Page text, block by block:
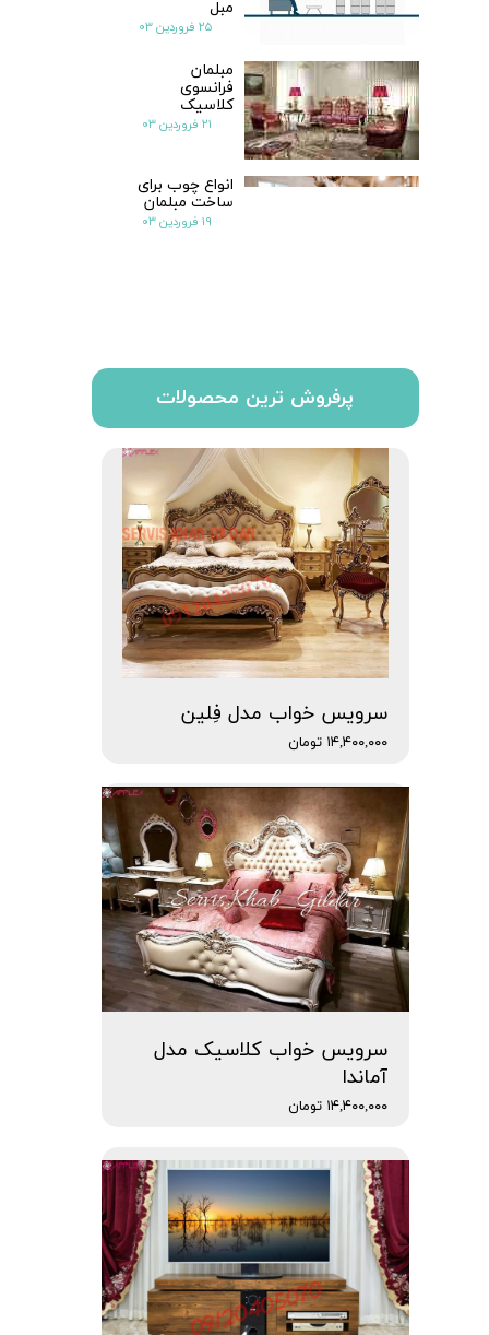
سرویس خواب مدل فِلین
۱۴,۴۰۰,۰۰۰ تومان
سرویس خواب کلاسیک مدل
آماندا
۱۴,۴۰۰,۰۰۰ تومان
پرفروش ترین محصولات
مبل
۲۵ فروردین ۰۳
مبلمان
فرانسوی
کلاسیک
۲۱ فروردین ۰۳
انواع چوب برای
ساخت مبلمان
۱۹ فروردین ۰۳